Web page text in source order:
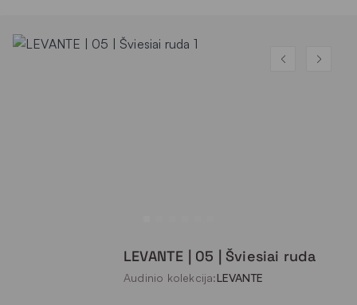
LEVANTE | 05 | Šviesiai ruda
Audinio kolekcija:LEVANTE